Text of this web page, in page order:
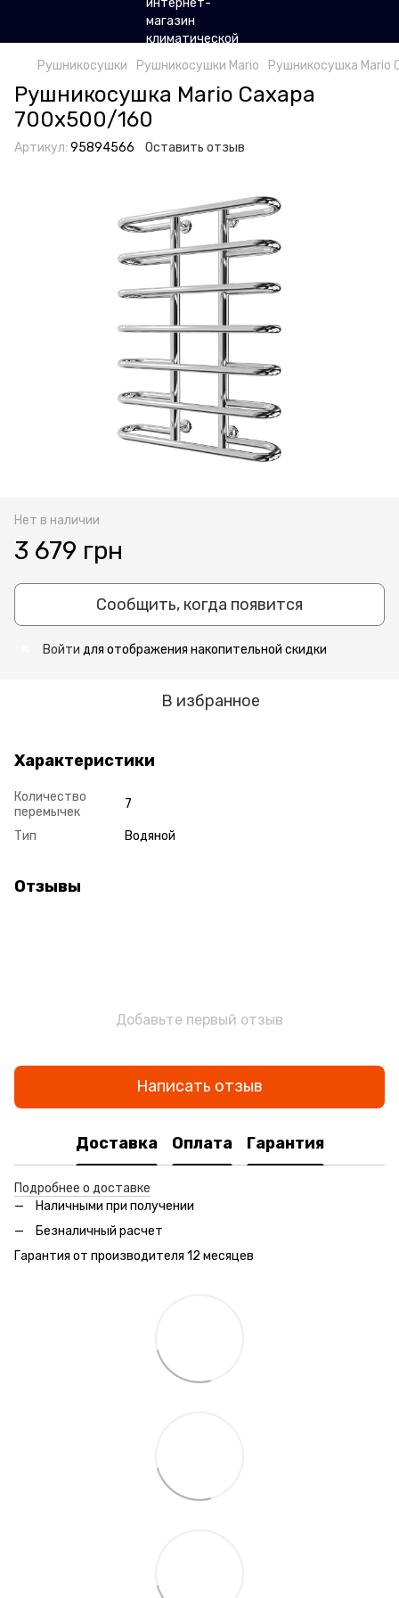
Рушникосушки Рушникосушки Mario Рушникосушка
Рушникосушка Mario Сахара
700х500/160
Артикул: 95894566 Оставить отзыв
Нет в наличии
3 679 грн
Сообщить, когда появится
Войти для отображения накопительной скидки
В избранное
Характеристики
Количество
перемычек
7
Тип Водяной
Отзывы
Добавьте первый отзыв
Написать отзыв
Доставка Оплата Гарантия
Подробнее о доставке
Наличными при получении
Безналичный расчет
Гарантия от производителя 12 месяцев